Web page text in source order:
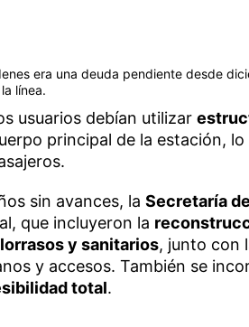
era una deuda pendiente desde
línea.
usuarios debían utilizar
principal de la estación,
sin avances, la Secretaría
que incluyeron la
y sanitarios, junto con
y accesos. También se
total.